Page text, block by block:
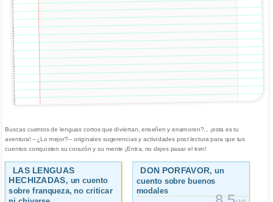
Buscas cuentos de lenguas cortos que diviertan, enseñen y enamoren?... ¡esta es tu
aventura! --¿Lo mejor?-- originales sugerencias y actividades post lectura para que tus
cuentos conquisten su corazón y su mente ¡Entra, no dejes pasar el tren!
LAS LENGUAS
HECHIZADAS, un cuento
sobre franqueza, no criticar
DON PORFAVOR, un
cuento sobre buenos
modales